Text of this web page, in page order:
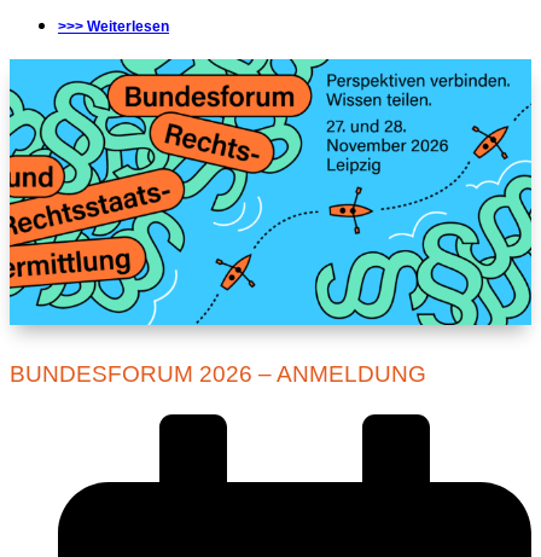
>>> Weiterlesen
BUNDESFORUM 2026 – ANMELDUNG